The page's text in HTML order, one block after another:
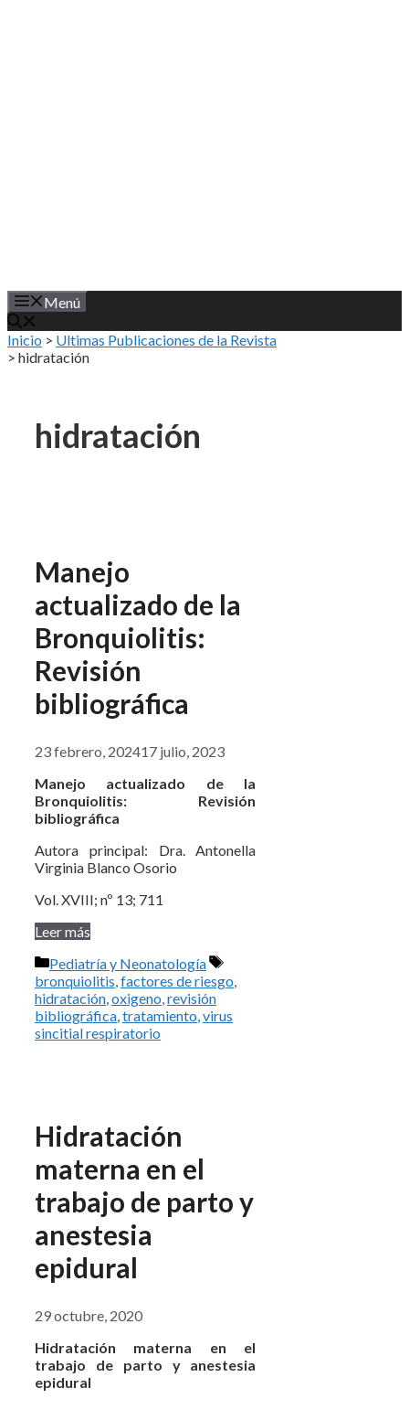
Menú
Inicio > Ultimas Publicaciones de la Revista
> hidratación
hidratación
Manejo
actualizado de la
Bronquiolitis:
Revisión
bibliográfica
23 febrero, 202417 julio, 2023
Manejo actualizado de la
Bronquiolitis: Revisión
bibliográfica
Autora principal: Dra. Antonella
Virginia Blanco Osorio
Vol. XVIII; nº 13; 711
Leer más
Categorías
Pediatría y Neonatología
Etiquetas
bronquiolitis,factores de riesgo,
hidratación,oxigeno,revisión
bibliográfica,tratamiento,virus
sincitial respiratorio
Hidratación
materna en el
trabajo de parto y
anestesia
epidural
29 octubre, 2020
Hidratación materna en el
trabajo de parto y anestesia
epidural